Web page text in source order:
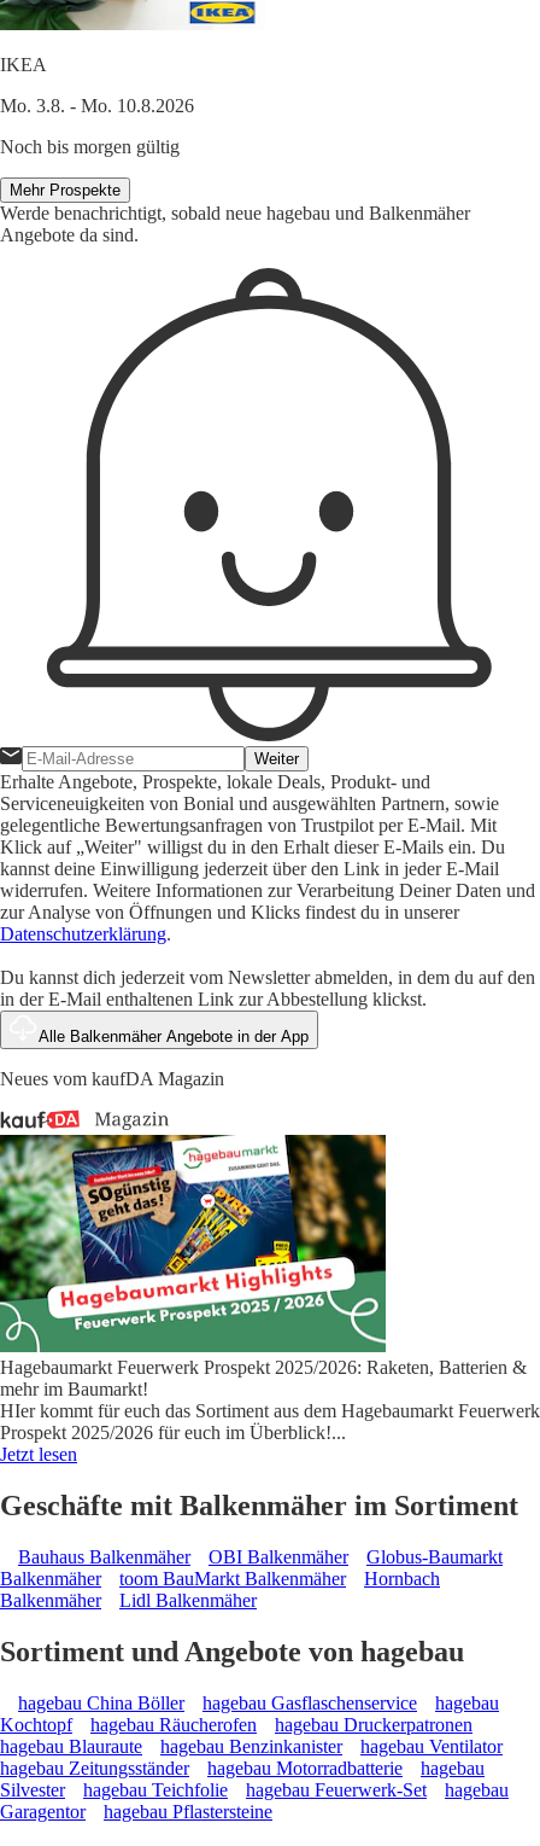
IKEA
Mo. 3.8. - Mo. 10.8.2026
Noch bis morgen gültig
Mehr Prospekte
Werde benachrichtigt, sobald neue hagebau und Balkenmäher
Angebote da sind.
Weiter
Erhalte Angebote, Prospekte, lokale Deals, Produkt- und
Serviceneuigkeiten von Bonial und ausgewählten Partnern, sowie
gelegentliche Bewertungsanfragen von Trustpilot per E-Mail. Mit
Klick auf „Weiter" willigst du in den Erhalt dieser E-Mails ein. Du
kannst deine Einwilligung jederzeit über den Link in jeder E-Mail
widerrufen. Weitere Informationen zur Verarbeitung Deiner Daten und
zur Analyse von Öffnungen und Klicks findest du in unserer
Datenschutzerklärung.
Du kannst dich jederzeit vom Newsletter abmelden, in dem du auf den
in der E-Mail enthaltenen Link zur Abbestellung klickst.
Alle Balkenmäher Angebote in der App
Neues vom kaufDA Magazin
Hagebaumarkt Feuerwerk Prospekt 2025/2026: Raketen, Batterien &
mehr im Baumarkt!
HIer kommt für euch das Sortiment aus dem Hagebaumarkt Feuerwerk
Prospekt 2025/2026 für euch im Überblick!...
Jetzt lesen
Geschäfte mit Balkenmäher im Sortiment
Bauhaus Balkenmäher OBI Balkenmäher
Globus-Baumarkt
Balkenmäher
toom BauMarkt Balkenmäher
Hornbach
Balkenmäher
Lidl Balkenmäher
Sortiment und Angebote von hagebau
hagebau China Böller hagebau Gasflaschenservice
hagebau
Kochtopf
hagebau Räucherofen
hagebau Druckerpatronen
hagebau Blauraute
hagebau Benzinkanister
hagebau Ventilator
hagebau Zeitungsständer
hagebau Motorradbatterie
hagebau
Silvester
hagebau Teichfolie hagebau Feuerwerk-Set
hagebau
Garagentor
hagebau Pflastersteine